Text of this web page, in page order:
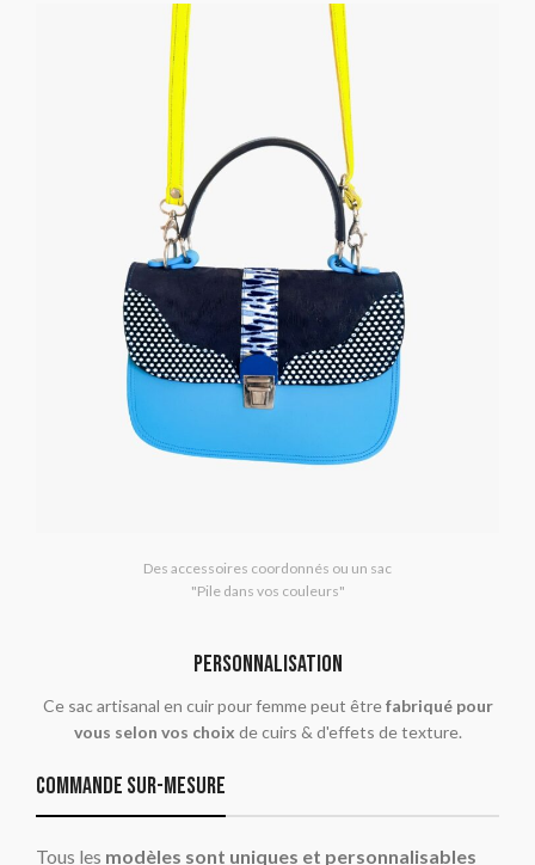
Des accessoires coordonnés ou un sac
"Pile dans vos couleurs"
PERSONNALISATION
Ce sac artisanal en cuir pour femme peut êtrefabriqué pour
vous selon vos choix de cuirs & d'effets de texture.
commande sur-mesure
Tous les modèles sont uniques et personnalisables